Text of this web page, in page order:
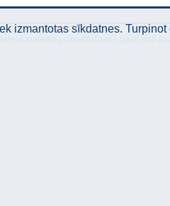
izmantotas sīkdatnes.